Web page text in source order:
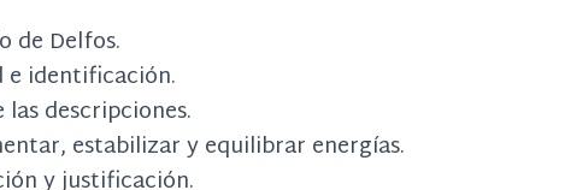
de Delfos.
e identificación.
descripciones.
estabilizar y equilibrar energías.